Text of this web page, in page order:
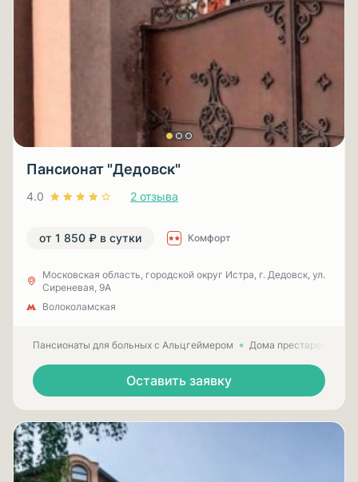
Пансионат "Дедовск"
4.0 2 отзыва
от 1 850 ₽ в сутки Комфорт
Московская область, городской округ Истра, г. Дедовск, ул.
Сиреневая, 9А
Волоколамская
Пансионаты для больных с Альцгеймером Дома престарелых
Оставить заявку